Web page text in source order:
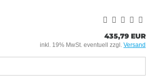
435,79 EUR
inkl. 19% MwSt. eventuell zzgl. Versand